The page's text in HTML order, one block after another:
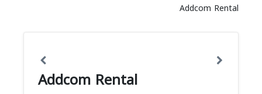
Addcom Rental
Addcom Rental